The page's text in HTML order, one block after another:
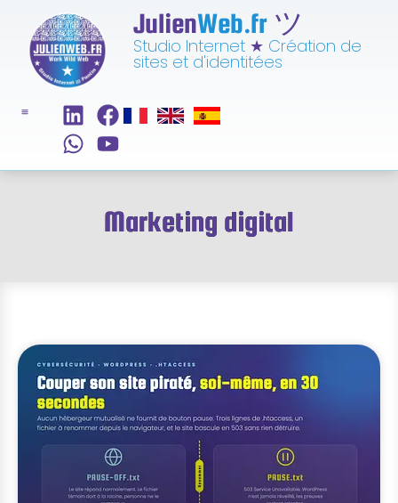
JulienWeb.fr ツ
Studio Internet ★ Création de
sites et d'identitées
Marketing digital